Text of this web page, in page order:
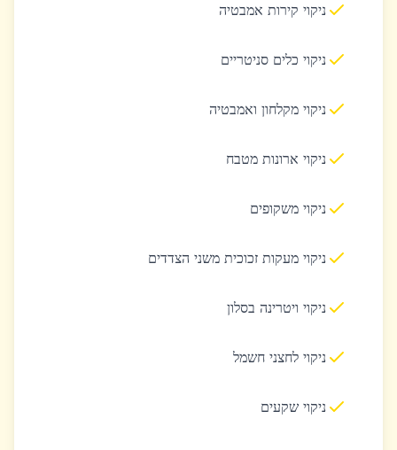
ניקוי קירות אמבטיה
ניקוי כלים סניטריים
ניקוי מקלחון ואמבטיה
ניקוי ארונות מטבח
ניקוי משקופים
ניקוי מעקות זכוכית משני הצדדים
ניקוי ויטרינה בסלון
ניקוי לחצני חשמל
ניקוי שקעים